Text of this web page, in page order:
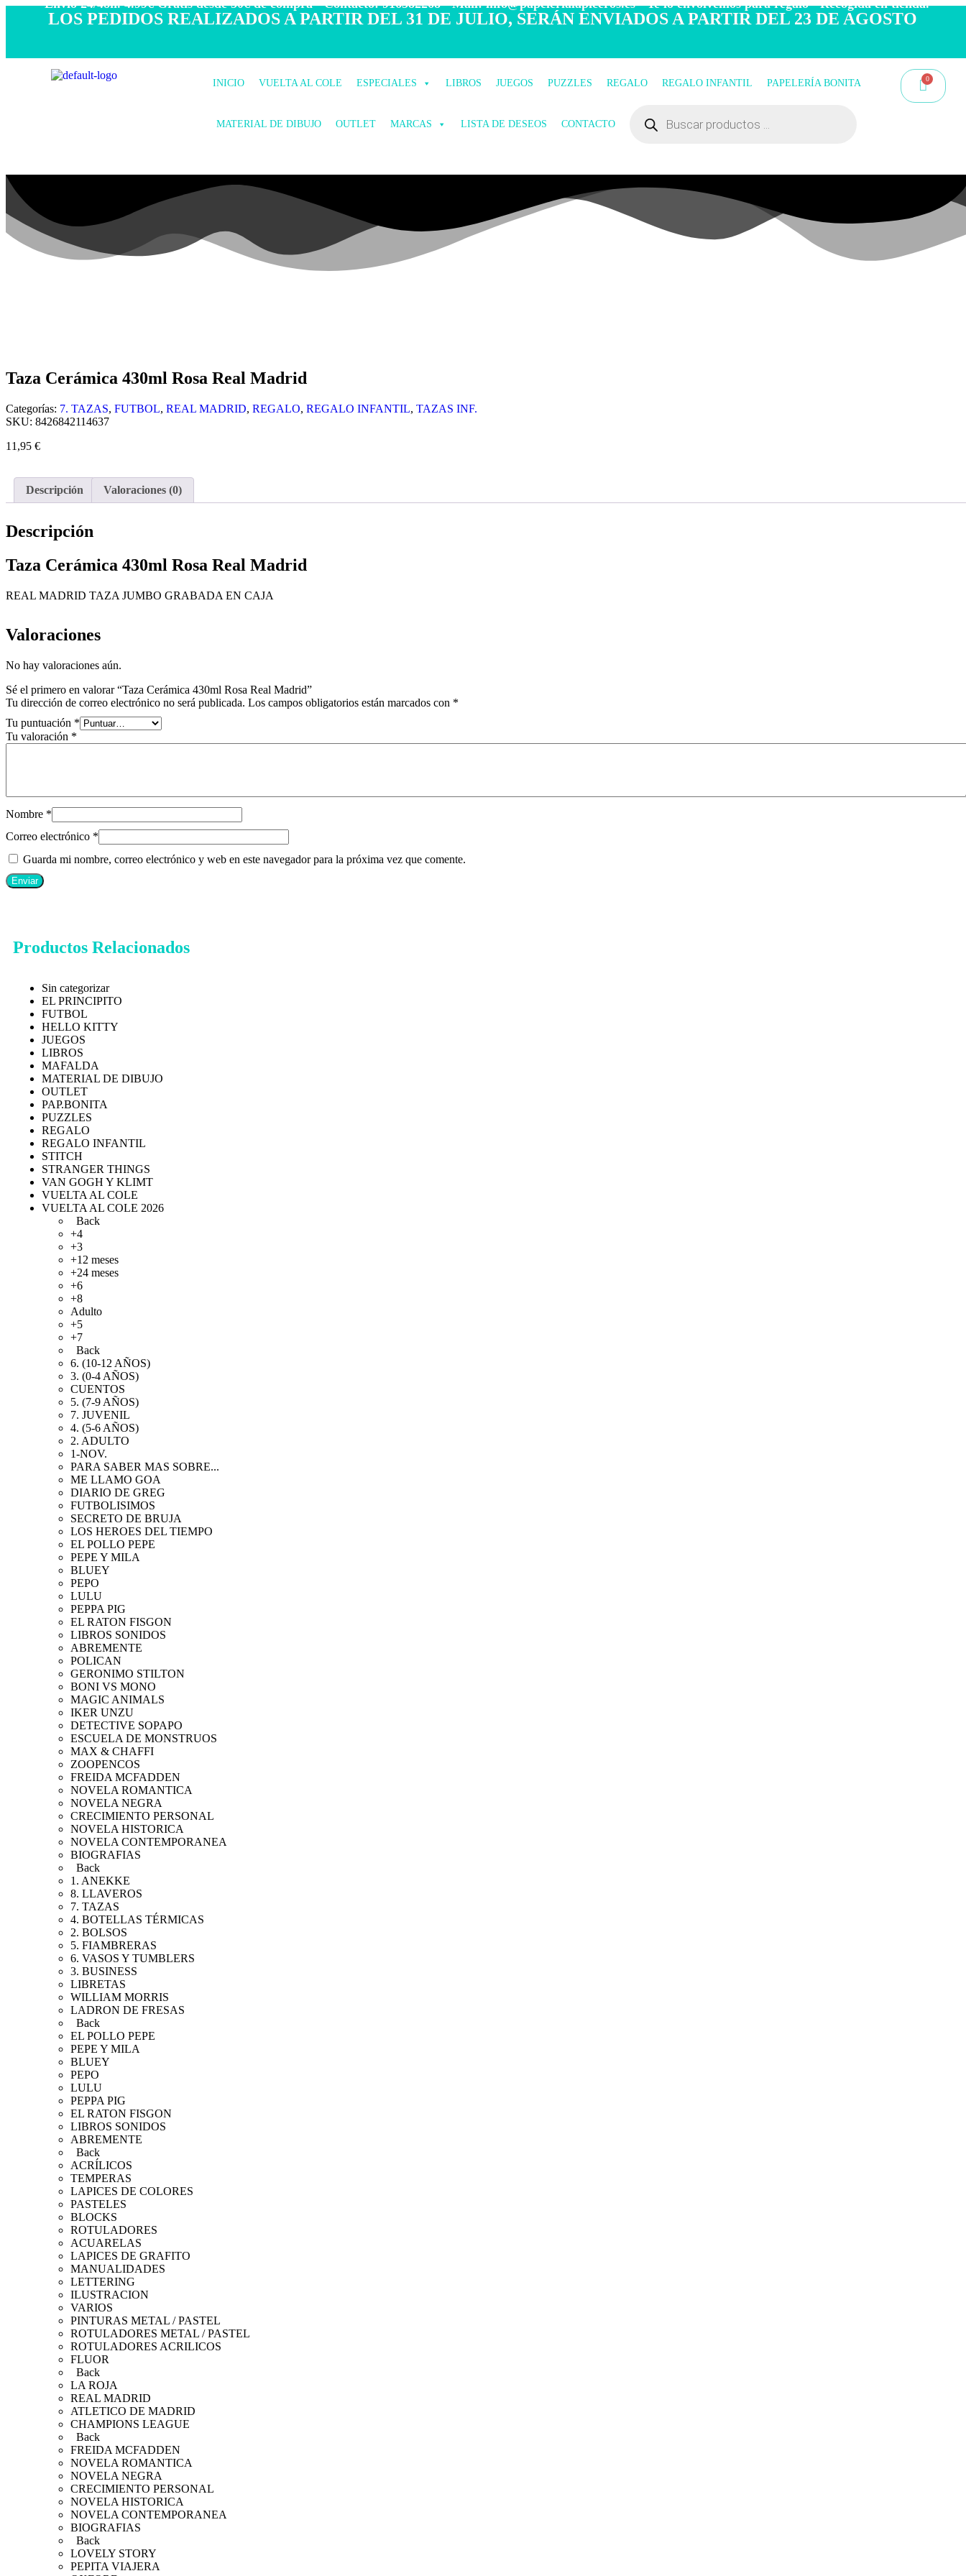
- Envío 24/48h. 4.99€ Gratis desde 50€ de compra - Contacto: 916582268 - Mail: info@papelerialapiceros.es - Te lo envolvemos para regalo - Recogida en tienda.
LOS PEDIDOS REALIZADOS A PARTIR DEL 31 DE JULIO, SERÁN ENVIADOS A PARTIR DEL 23 DE AGOSTO
INICIO VUELTA AL COLE ESPECIALES LIBROS JUEGOS PUZZLES REGALO REGALO INFANTIL PAPELERÍA BONITA
MATERIAL DE DIBUJO OUTLET MARCAS LISTA DE DESEOS CONTACTO
Taza Cerámica 430ml Rosa Real Madrid
Categorías: 7. TAZAS, FUTBOL, REAL MADRID, REGALO, REGALO INFANTIL, TAZAS INF.
SKU: 8426842114637
11,95 €
Descripción Valoraciones (0)
Descripción
Taza Cerámica 430ml Rosa Real Madrid
REAL MADRID TAZA JUMBO GRABADA EN CAJA
Valoraciones
No hay valoraciones aún.
Sé el primero en valorar “Taza Cerámica 430ml Rosa Real Madrid”
Tu dirección de correo electrónico no será publicada. Los campos obligatorios están marcados con *
Tu puntuación *
Tu valoración *
Nombre *
Correo electrónico *
Guarda mi nombre, correo electrónico y web en este navegador para la próxima vez que comente.
Productos Relacionados
Sin categorizar
EL PRINCIPITO
FUTBOL
HELLO KITTY
JUEGOS
LIBROS
MAFALDA
MATERIAL DE DIBUJO
OUTLET
PAP.BONITA
PUZZLES
REGALO
REGALO INFANTIL
STITCH
STRANGER THINGS
VAN GOGH Y KLIMT
VUELTA AL COLE
VUELTA AL COLE 2026
Back
+4
+3
+12 meses
+24 meses
+6
+8
Adulto
+5
+7
Back
6. (10-12 AÑOS)
3. (0-4 AÑOS)
CUENTOS
5. (7-9 AÑOS)
7. JUVENIL
4. (5-6 AÑOS)
2. ADULTO
1-NOV.
PARA SABER MAS SOBRE...
ME LLAMO GOA
DIARIO DE GREG
FUTBOLISIMOS
SECRETO DE BRUJA
LOS HEROES DEL TIEMPO
EL POLLO PEPE
PEPE Y MILA
BLUEY
PEPO
LULU
PEPPA PIG
EL RATON FISGON
LIBROS SONIDOS
ABREMENTE
POLICAN
GERONIMO STILTON
BONI VS MONO
MAGIC ANIMALS
IKER UNZU
DETECTIVE SOPAPO
ESCUELA DE MONSTRUOS
MAX & CHAFFI
ZOOPENCOS
FREIDA MCFADDEN
NOVELA ROMANTICA
NOVELA NEGRA
CRECIMIENTO PERSONAL
NOVELA HISTORICA
NOVELA CONTEMPORANEA
BIOGRAFIAS
Back
1. ANEKKE
8. LLAVEROS
7. TAZAS
4. BOTELLAS TÉRMICAS
2. BOLSOS
5. FIAMBRERAS
6. VASOS Y TUMBLERS
3. BUSINESS
LIBRETAS
WILLIAM MORRIS
LADRON DE FRESAS
Back
EL POLLO PEPE
PEPE Y MILA
BLUEY
PEPO
LULU
PEPPA PIG
EL RATON FISGON
LIBROS SONIDOS
ABREMENTE
Back
ACRÍLICOS
TEMPERAS
LAPICES DE COLORES
PASTELES
BLOCKS
ROTULADORES
ACUARELAS
LAPICES DE GRAFITO
MANUALIDADES
LETTERING
ILUSTRACION
VARIOS
PINTURAS METAL / PASTEL
ROTULADORES METAL / PASTEL
ROTULADORES ACRILICOS
FLUOR
Back
LA ROJA
REAL MADRID
ATLETICO DE MADRID
CHAMPIONS LEAGUE
Back
FREIDA MCFADDEN
NOVELA ROMANTICA
NOVELA NEGRA
CRECIMIENTO PERSONAL
NOVELA HISTORICA
NOVELA CONTEMPORANEA
BIOGRAFIAS
Back
LOVELY STORY
PEPITA VIAJERA